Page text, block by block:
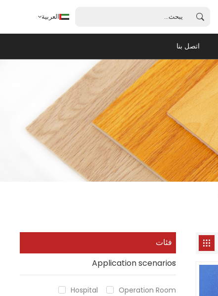
العربية
العربية
français
español
português
اتصل بنا
فئات
Application scenarios
Hospital
Operation Room